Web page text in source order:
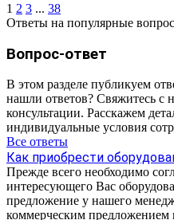
1 2 3 ... 38
Ответы на популярные
Вопрос-ответ
В этом разделе публикуем
нашли ответов? Свяжитесь с
консультации. Расскажем
индивидуальные условия
Все ответы
Как приобрести
Прежде всего необходимо
интересующего Вас
предложение у нашего
коммерческим предложением